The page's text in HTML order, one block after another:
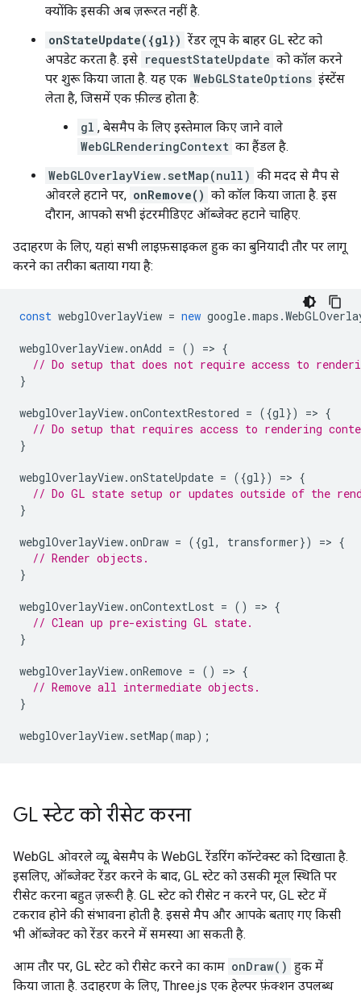
क्योंकि इसकी अब ज़रूरत नहीं है.
onStateUpdate({gl}) रेंडर लूप के बाहर GL स्टेट को
अपडेट करता है. इसे requestStateUpdate को कॉल करने
पर शुरू किया जाता है. यह एक WebGLStateOptions इंस्टेंस
लेता है, जिसमें एक फ़ील्ड होता है:
gl , बेसमैप के लिए इस्तेमाल किए जाने वाले
WebGLRenderingContext का हैंडल है.
WebGLOverlayView.setMap(null) की मदद से मैप से
ओवरले हटाने पर, onRemove() को कॉल किया जाता है. इस
दौरान, आपको सभी इंटरमीडिएट ऑब्जेक्ट हटाने चाहिए.
उदाहरण के लिए, यहां सभी लाइफ़साइकल हुक का बुनियादी तौर पर लागू
करने का तरीका बताया गया है:
const webglOverlayView = new google.maps .
webglOverlayView.onAdd = () => {
// Do setup that does not require access to
}
webglOverlayView.onContextRestored = ({gl}) => {
// Do setup that requires access to rendering
}
webglOverlayView.onStateUpdate = ({gl}) => {
// Do GL state setup or updates outside of the
}
webglOverlayView.onDraw = ({gl, transformer}) => {
// Render objects.
}
webglOverlayView.onContextLost = () => {
// Clean up pre-existing GL state.
}
webglOverlayView.onRemove = () => {
// Remove all intermediate objects.
}
webglOverlayView. setMap(map);
GL स्टेट को रीसेट करना
WebGL ओवरले व्यू, बेसमैप के WebGL रेंडरिंग कॉन्टेक्स्ट को दिखाता है.
इसलिए, ऑब्जेक्ट रेंडर करने के बाद, GL स्टेट को उसकी मूल स्थिति पर
रीसेट करना बहुत ज़रूरी है. GL स्टेट को रीसेट न करने पर, GL स्टेट में
टकराव होने की संभावना होती है. इससे मैप और आपके बताए गए किसी
भी ऑब्जेक्ट को रेंडर करने में समस्या आ सकती है.
आम तौर पर, GL स्टेट को रीसेट करने का काम onDraw() हुक में
किया जाता है. उदाहरण के लिए, Three.js एक हेल्पर फ़ंक्शन उपलब्ध